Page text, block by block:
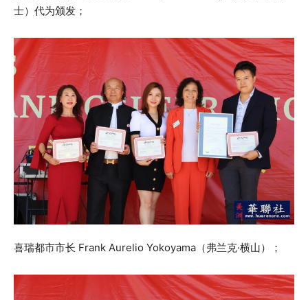
士）代为颁发；
喜瑞都市市长 Frank Aurelio Yokoyama（弗兰克·横山）；